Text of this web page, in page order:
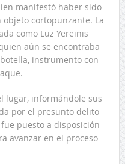
manifestó haber sido
cortopunzante. La
como Luz Yereinis
aún se encontraba
instrumento con
lugar, informándole sus
por el presunto delito
puesto a disposición
avanzar en el proceso